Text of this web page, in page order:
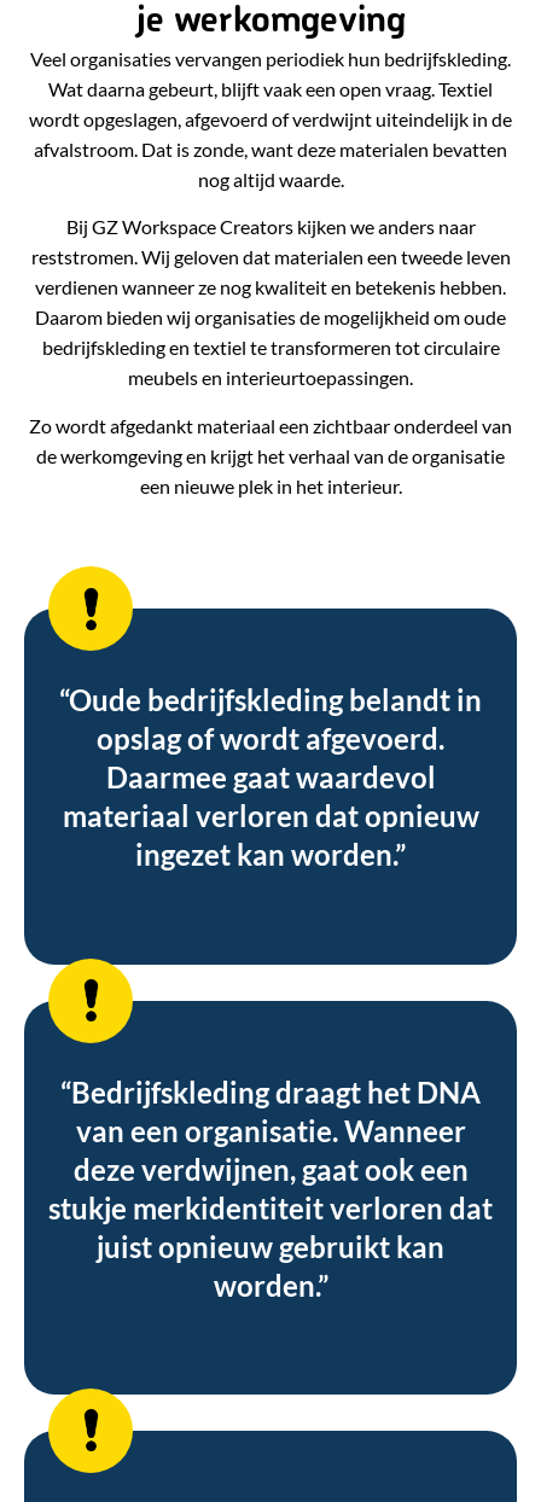
je werkomgeving
Veel organisaties vervangen periodiek hun bedrijfskleding.
Wat daarna gebeurt, blijft vaak een open vraag. Textiel
wordt opgeslagen, afgevoerd of verdwijnt uiteindelijk in de
afvalstroom. Dat is zonde, want deze materialen bevatten
nog altijd waarde.
Bij GZ Workspace Creators kijken we anders naar
reststromen. Wij geloven dat materialen een tweede leven
verdienen wanneer ze nog kwaliteit en betekenis hebben.
Daarom bieden wij organisaties de mogelijkheid om oude
bedrijfskleding en textiel te transformeren tot circulaire
meubels en interieurtoepassingen.
Zo wordt afgedankt materiaal een zichtbaar onderdeel van
de werkomgeving en krijgt het verhaal van de organisatie
een nieuwe plek in het interieur.
“Oude bedrijfskleding belandt in
opslag of wordt afgevoerd.
Daarmee gaat waardevol
materiaal verloren dat opnieuw
ingezet kan worden.”
“Bedrijfskleding draagt het DNA
van een organisatie. Wanneer
deze verdwijnen, gaat ook een
stukje merkidentiteit verloren dat
juist opnieuw gebruikt kan
worden.”